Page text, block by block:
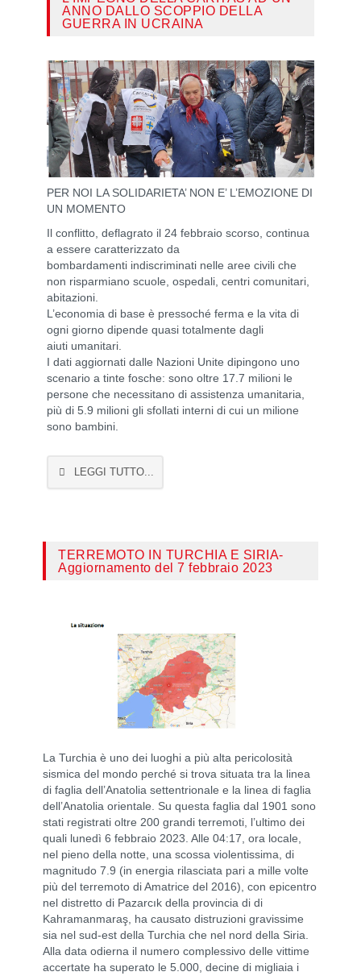
ANNO DALLO SCOPPIO DELLA
GUERRA IN UCRAINA
PER NOI LA SOLIDARIETA’ NON E’ L’EMOZIONE DI
UN MOMENTO
Il conflitto, deflagrato il 24 febbraio scorso, continua
a essere caratterizzato da
bombardamenti indiscriminati nelle aree civili che
non risparmiano scuole, ospedali, centri comunitari,
abitazioni.
L’economia di base è pressoché ferma e la vita di
ogni giorno dipende quasi totalmente dagli
aiuti umanitari.
I dati aggiornati dalle Nazioni Unite dipingono uno
scenario a tinte fosche: sono oltre 17.7 milioni le
persone che necessitano di assistenza umanitaria,
più di 5.9 milioni gli sfollati interni di cui un milione
sono bambini.
LEGGI TUTTO...
TERREMOTO IN TURCHIA E SIRIA-
Aggiornamento del 7 febbraio 2023
La Turchia è uno dei luoghi a più alta pericolosità
sismica del mondo perché si trova situata tra la linea
di faglia dell’Anatolia settentrionale e la linea di faglia
dell’Anatolia orientale. Su questa faglia dal 1901 sono
stati registrati oltre 200 grandi terremoti, l’ultimo dei
quali lunedì 6 febbraio 2023. Alle 04:17, ora locale,
nel pieno della notte, una scossa violentissima, di
magnitudo 7.9 (in energia rilasciata pari a mille volte
più del terremoto di Amatrice del 2016), con epicentro
nel distretto di Pazarcık della provincia di di
Kahramanmaraş, ha causato distruzioni gravissime
sia nel sud-est della Turchia che nel nord della Siria.
Alla data odierna il numero complessivo delle vittime
accertate ha superato le 5.000, decine di migliaia i